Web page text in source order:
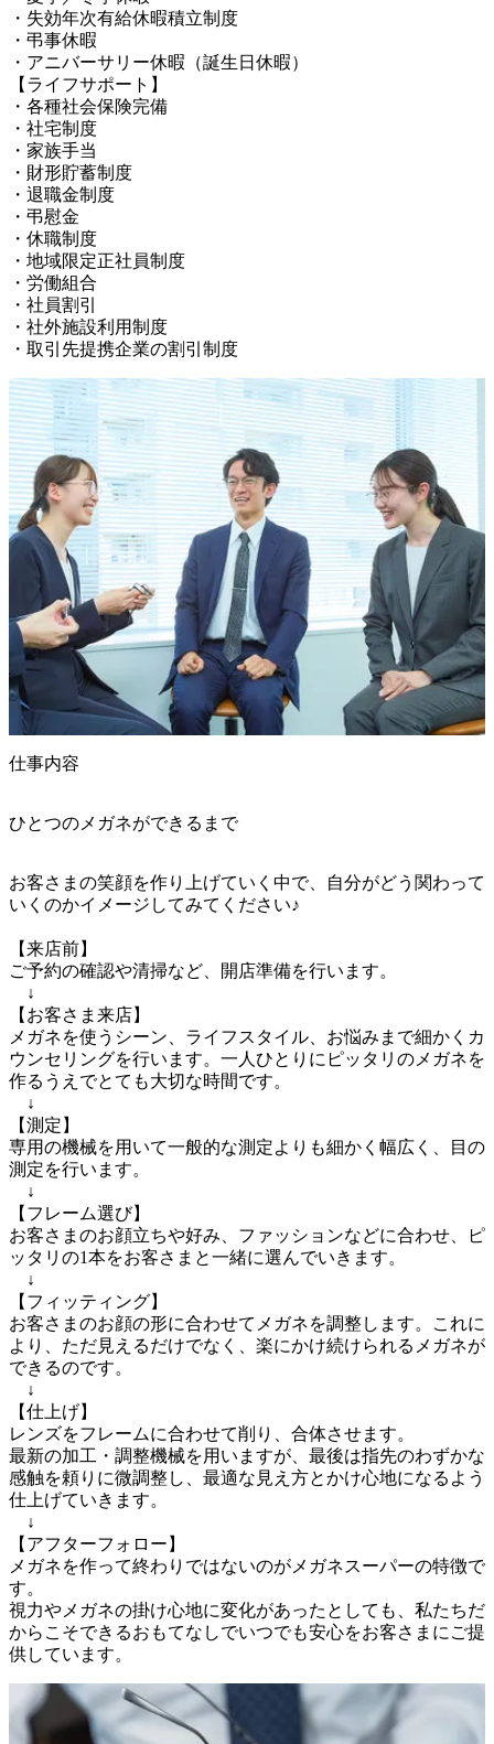
・失効年次有給休暇積立制度
・弔事休暇
・アニバーサリー休暇（誕生日休暇）
【ライフサポート】
・各種社会保険完備
・社宅制度
・家族手当
・財形貯蓄制度
・退職金制度
・弔慰金
・休職制度
・地域限定正社員制度
・労働組合
・社員割引
・社外施設利用制度
・取引先提携企業の割引制度
仕事内容
ひとつのメガネができるまで
お客さまの笑顔を作り上げていく中で、自分がどう関わって
いくのかイメージしてみてください♪
【来店前】
ご予約の確認や清掃など、開店準備を行います。
↓
【お客さま来店】
メガネを使うシーン、ライフスタイル、お悩みまで細かくカ
ウンセリングを行います。一人ひとりにピッタリのメガネを
作るうえでとても大切な時間です。
↓
【測定】
専用の機械を用いて一般的な測定よりも細かく幅広く、目の
測定を行います。
↓
【フレーム選び】
お客さまのお顔立ちや好み、ファッションなどに合わせ、ピ
ッタリの1本をお客さまと一緒に選んでいきます。
↓
【フィッティング】
お客さまのお顔の形に合わせてメガネを調整します。これに
より、ただ見えるだけでなく、楽にかけ続けられるメガネが
できるのです。
↓
【仕上げ】
レンズをフレームに合わせて削り、合体させます。
最新の加工・調整機械を用いますが、最後は指先のわずかな
感触を頼りに微調整し、最適な見え方とかけ心地になるよう
仕上げていきます。
↓
【アフターフォロー】
メガネを作って終わりではないのがメガネスーパーの特徴で
す。
視力やメガネの掛け心地に変化があったとしても、私たちだ
からこそできるおもてなしでいつでも安心をお客さまにご提
供しています。